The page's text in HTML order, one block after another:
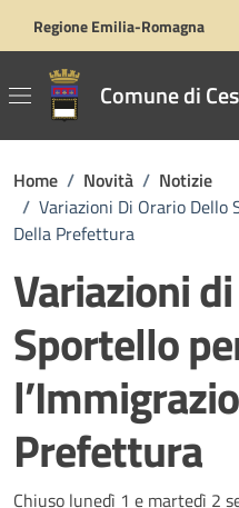
Regione Emilia-Romagna
Comune di
Home / Novità / Notizie
/ Variazioni Di Orario Dello
Della Prefettura
Variazioni
Sportello
Prefettura
Chiuso lunedì 1 e martedì 2